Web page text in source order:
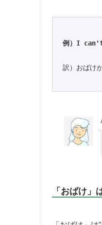
例）I
訳）おばけ
「おばけ